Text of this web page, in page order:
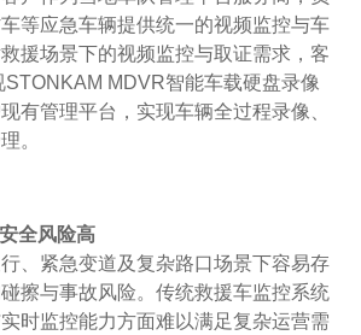
等应急车辆提供统一的视频监控与车
援场景下的视频监控与取证需求，客
STONKAM MDVR智能车载硬盘录像
有管理平台，实现车辆全过程录像、
。
全风险高
、紧急变道及复杂路口场景下容易存
擦与事故风险。传统救援车监控系统
时监控能力方面难以满足复杂运营需